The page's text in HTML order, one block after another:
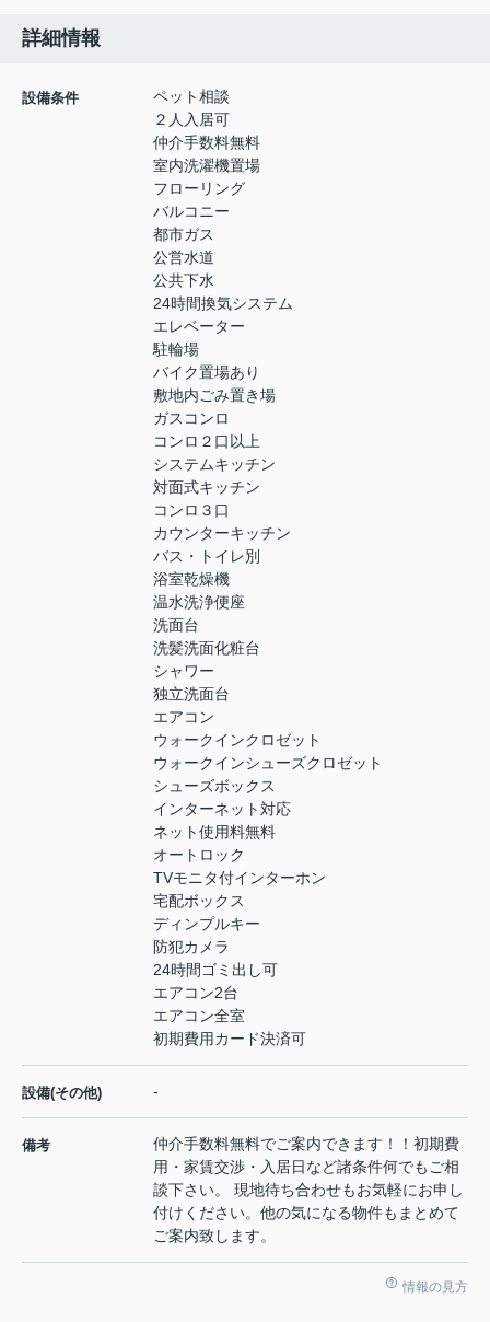
詳細情報
設備条件
ペット相談
２人入居可
仲介手数料無料
室内洗濯機置場
フローリング
バルコニー
都市ガス
公営水道
公共下水
24時間換気システム
エレベーター
駐輪場
バイク置場あり
敷地内ごみ置き場
ガスコンロ
コンロ２口以上
システムキッチン
対面式キッチン
コンロ３口
カウンターキッチン
バス・トイレ別
浴室乾燥機
温水洗浄便座
洗面台
洗髪洗面化粧台
シャワー
独立洗面台
エアコン
ウォークインクロゼット
ウォークインシューズクロゼット
シューズボックス
インターネット対応
ネット使用料無料
オートロック
TVモニタ付インターホン
宅配ボックス
ディンプルキー
防犯カメラ
24時間ゴミ出し可
エアコン2台
エアコン全室
初期費用カード決済可
設備(その他) -
備考
仲介手数料無料でご案内できます！！初期費
用・家賃交渉・入居日など諸条件何でもご相
談下さい。 現地待ち合わせもお気軽にお申し
付けください。他の気になる物件もまとめて
ご案内致します。
情報の見方